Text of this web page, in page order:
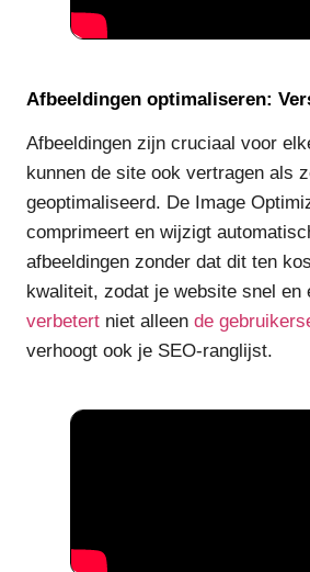
Afbeeldingen optimaliseren:
Afbeeldingen zijn cruciaal voor
kunnen de site ook vertragen als
geoptimaliseerd. De Image
comprimeert en wijzigt
afbeeldingen zonder dat dit ten
kwaliteit, zodat je website snel en
verbetert niet alleen de
verhoogt ook je SEO-ranglijst.